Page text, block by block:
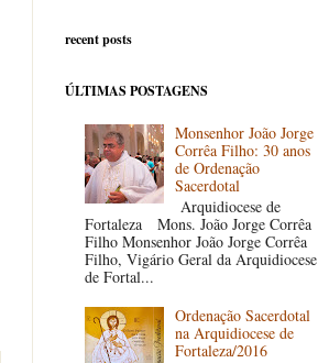
recent posts
ÚLTIMAS POSTAGENS
Monsenhor João Jorge
Corrêa Filho: 30 anos
de Ordenação
Sacerdotal
Arquidiocese de
Fortaleza Mons. João Jorge Corrêa
Filho Monsenhor João Jorge Corrêa
Filho, Vigário Geral da Arquidiocese
de Fortal...
Ordenação Sacerdotal
na Arquidiocese de
Fortaleza/2016